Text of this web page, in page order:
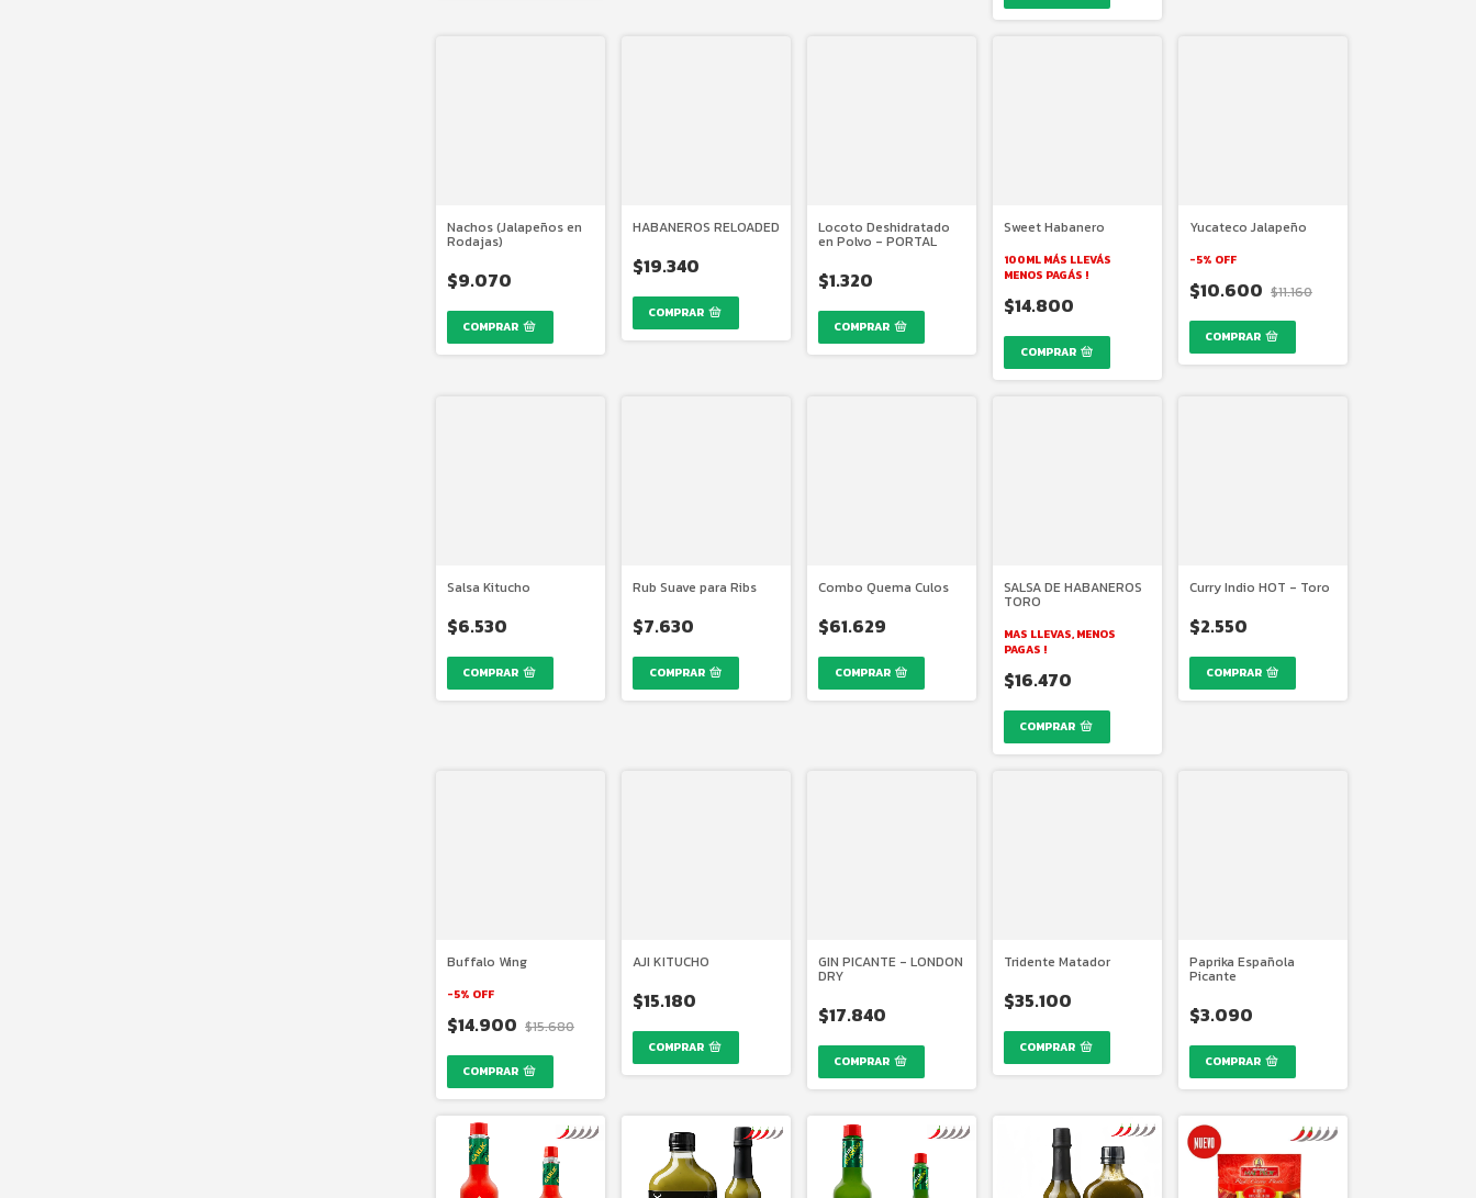
Nachos (Jalapeños en
Rodajas)
$9.070
HABANEROS RELOADED
$19.340
Locoto Deshidratado
en Polvo - PORTAL
$1.320
Sweet Habanero
100ML MÁS LLEVÁS
MENOS PAGÁS !
$14.800
COMPRAR
Yucateco Jalapeño
-5% OFF
$10.600 $11.160
Salsa Kitucho
$6.530
Rub Suave para Ribs
$7.630
COMPRAR
Combo Quema Culos
$61.629
COMPRAR
SALSA DE HABANEROS
TORO
MAS LLEVAS, MENOS
PAGAS !
$16.470
Curry Indio HOT - Toro
$2.550
COMPRAR
Buffalo Wing
-5% OFF
$14.900 $15.680
AJI KITUCHO
$15.180
GIN PICANTE - LONDON
DRY
$17.840
Tridente Matador
$35.100
Paprika Española
Picante
$3.090